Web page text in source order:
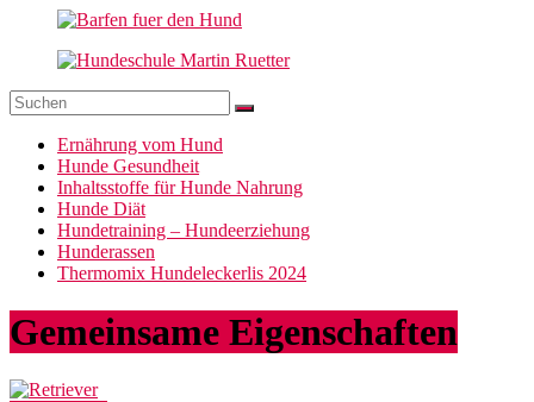
Ernährung vom Hund
Hunde Gesundheit
Inhaltsstoffe für Hunde Nahrung
Hunde Diät
Hundetraining – Hundeerziehung
Hunderassen
Thermomix Hundeleckerlis 2024
Gemeinsame Eigenschaften